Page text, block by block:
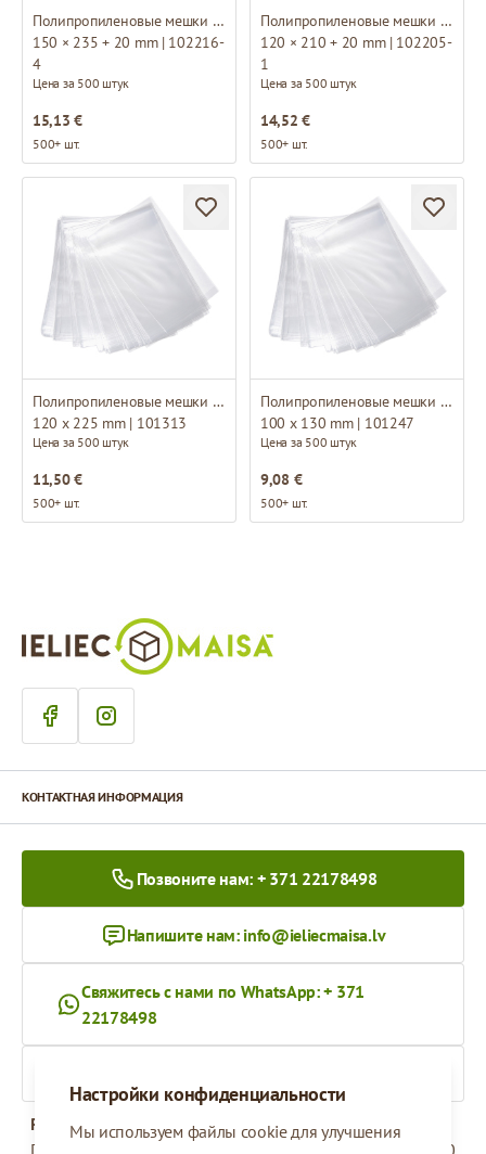
Полипропиленовые мешки с основанием
150 × 235 + 20 mm | 102216-
4
Цена за 500 штук
15,13 €
500+ шт.
Полипропиленовые мешки с основанием
120 × 210 + 20 mm | 102205-
1
Цена за 500 штук
14,52 €
500+ шт.
Полипропиленовые мешки без основание
120 x 225 mm | 101313
Цена за 500 штук
11,50 €
500+ шт.
Полипропиленовые мешки без основание
100 x 130 mm | 101247
Цена за 500 штук
9,08 €
500+ шт.
Настройки конфиденциальности
Мы используем файлы cookie для улучшения
КОНТАКТНАЯ ИНФОРМАЦИЯ
Позвоните нам: + 371 22178498
Напишите нам: info@ieliecmaisa.lv
Свяжитесь с нами по WhatsApp: + 371
22178498
Рабочее время